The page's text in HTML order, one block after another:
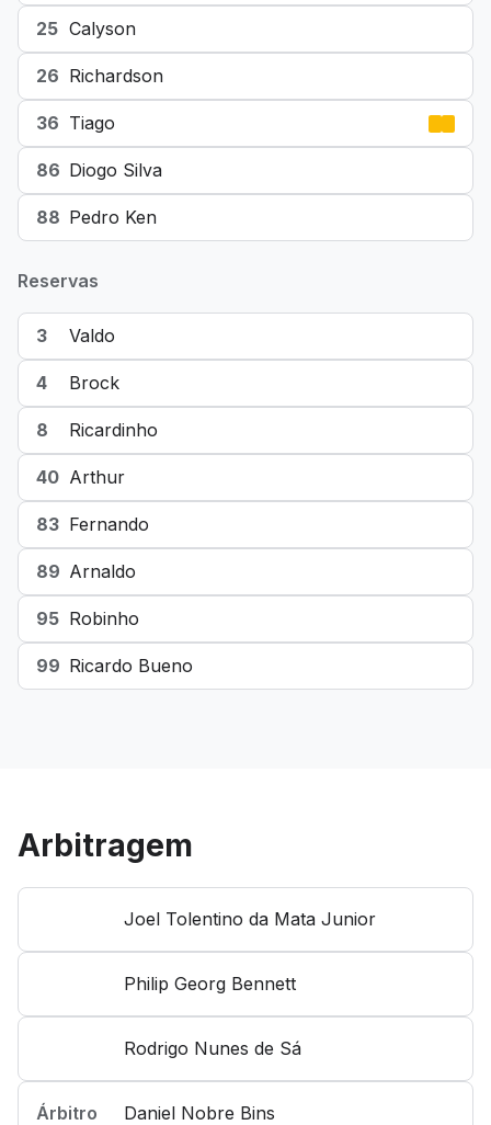
25 Calyson
26 Richardson
36 Tiago
86 Diogo Silva
88 Pedro Ken
Reservas
3 Valdo
4 Brock
8 Ricardinho
40 Arthur
83 Fernando
89 Arnaldo
95 Robinho
99 Ricardo Bueno
Arbitragem
Joel Tolentino da Mata Junior
Philip Georg Bennett
Rodrigo Nunes de Sá
Árbitro Daniel Nobre Bins